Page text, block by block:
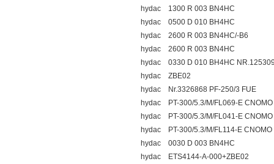
hydac 1300 R 003 BN4HC
hydac 0500 D 010 BH4HC
hydac 2600 R 003 BN4HC/-B6
hydac 2600 R 003 BN4HC
hydac 0330 D 010 BH4HC
hydac ZBE02
hydac Nr.3326868 PF-250/3 FUE
hydac PT-300/5.3/M/FL069-E CNOMO
hydac PT-300/5.3/M/FL041-E CNOMO
hydac PT-300/5.3/M/FL114-E CNOMO
hydac 0030 D 003 BN4HC
hydac ETS4144-A-000+ZBE02